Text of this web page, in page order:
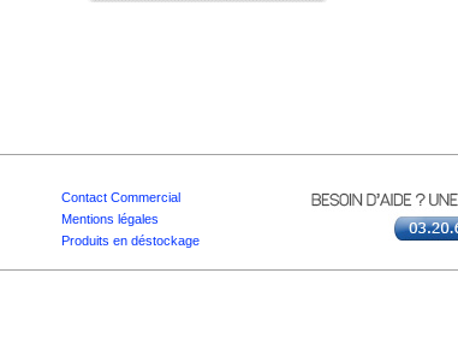
Contact Commercial
Mentions légales
Produits en déstockage